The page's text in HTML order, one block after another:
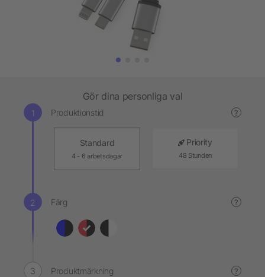
Gör dina personliga val
Produktionstid ?
Standard
4 - 6 arbetsdagar
Priority
48 Stunden
Färg ?
Produktmärkning ?